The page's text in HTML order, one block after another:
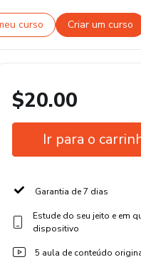
curso Criar um curso
$20.00
Ir para o
Garantia de 7 dias
Estude do seu jeito e em
dispositivo
5 aula de conteúdo